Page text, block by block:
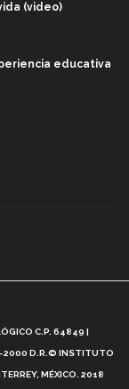
(video)
educativa
Tec? (video)
C.P. 64849 |
2000 D.R.© INSTITUTO
MÉXICO. 2018